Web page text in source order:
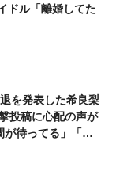
ドル「離婚してた
を発表した希良梨
投稿に心配の声が
が待ってる」「帰